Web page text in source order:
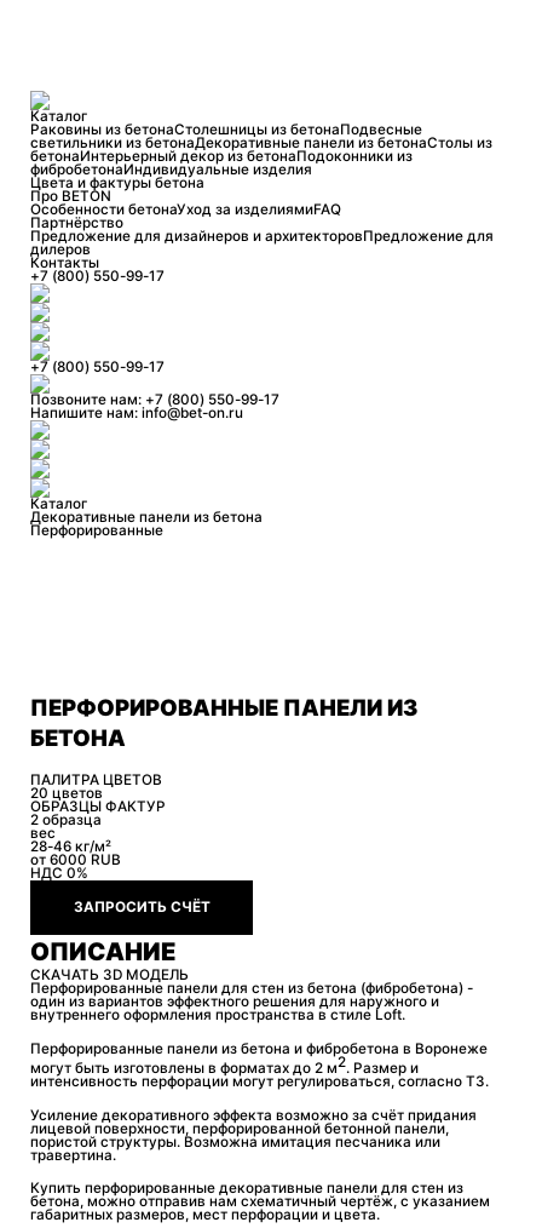
Каталог
Раковины из бетонаСтолешницы из бетонаПодвесные
светильники из бетонаДекоративные панели из бетонаСтолы из
бетонаИнтерьерный декор из бетонаПодоконники из
фибробетонаИндивидуальные изделия
Цвета и фактуры бетона
Про BETON
Особенности бетонаУход за изделиямиFAQ
Партнёрство
Предложение для дизайнеров и архитекторовПредложение для
дилеров
Контакты
+7 (800) 550-99-17
+7 (800) 550-99-17
Позвоните нам: +7 (800) 550-99-17
Напишите нам: info@bet-on.ru
Каталог
Декоративные панели из бетона
Перфорированные
ПЕРФОРИРОВАННЫЕ ПАНЕЛИ ИЗ
БЕТОНА
ПАЛИТРА ЦВЕТОВ
20 цветов
ОБРАЗЦЫ ФАКТУР
2 образца
вес
28-46 кг/м²
от 6000 RUB
НДС 0%
ЗАПРОСИТЬ СЧЁТ
ОПИСАНИЕ
СКАЧАТЬ 3D МОДЕЛЬ
Перфорированные панели для стен из бетона (фибробетона) -
один из вариантов эффектного решения для наружного и
внутреннего оформления пространства в стиле Loft.
Перфорированные панели из бетона и фибробетона в Воронеже
могут быть изготовлены в форматах до 2 м2. Размер и
интенсивность перфорации могут регулироваться, согласно ТЗ.
Усиление декоративного эффекта возможно за счёт придания
лицевой поверхности, перфорированной бетонной панели,
пористой структуры. Возможна имитация песчаника или
травертина.
Купить перфорированные декоративные панели для стен из
бетона, можно отправив нам схематичный чертёж, с указанием
габаритных размеров, мест перфорации и цвета.